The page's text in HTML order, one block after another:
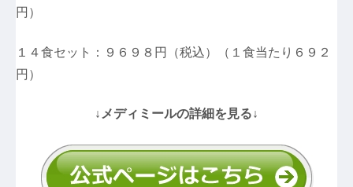
円）
１４食セット：９６９８円（税込）（１食当たり６９２
円）
↓メディミールの詳細を見る↓